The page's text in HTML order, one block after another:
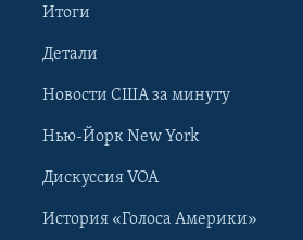
Итоги
Детали
Новости США за минуту
Нью-Йорк New York
Дискуссия VOA
История «Голоса Америки»